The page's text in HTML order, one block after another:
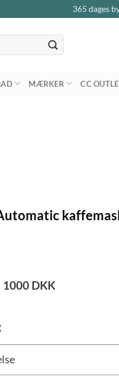
365 dages
MÆRKER CC
1000 DKK